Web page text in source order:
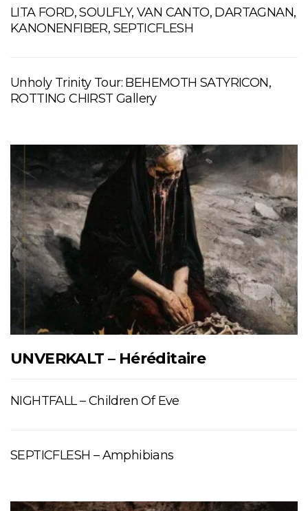
LITA FORD, SOULFLY, VAN CANTO, DARTAGNAN,
KANONENFIBER, SEPTICFLESH
Unholy Trinity Tour: BEHEMOTH SATYRICON,
ROTTING CHIRST Gallery
UNVERKALT – Héréditaire
NIGHTFALL – Children Of Eve
SEPTICFLESH – Amphibians